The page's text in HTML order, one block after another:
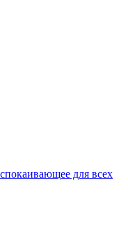
для всех